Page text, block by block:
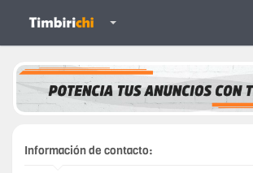
Información de contacto: